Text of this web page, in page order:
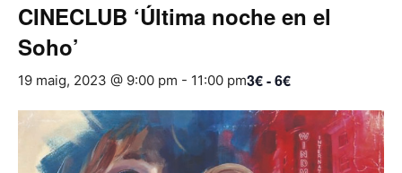
CINECLUB ‘Última noche en el
Soho’
19 maig, 2023 @ 9:00 pm - 11:00 pm3€ - 6€